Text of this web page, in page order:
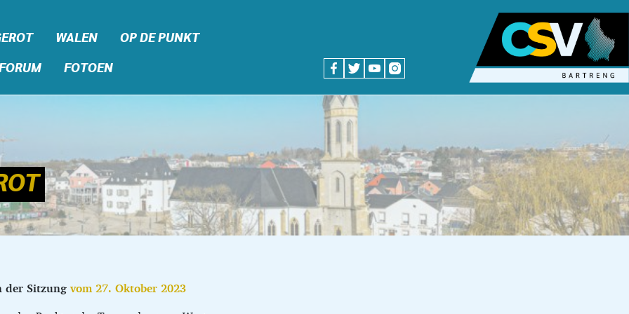
WALEN OP DE PUNKT
FOTOEN
der Sitzungvom 27. Oktober 2023